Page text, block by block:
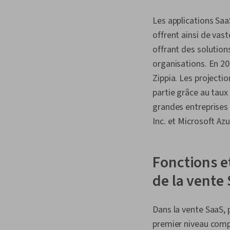
Les applications
offrent ainsi de
offrant des
organisations. En
Zippia. Les
partie grâce au taux
grandes
Inc. et Microsoft
Fonctions
de la vente
Dans la vente
premier niveau